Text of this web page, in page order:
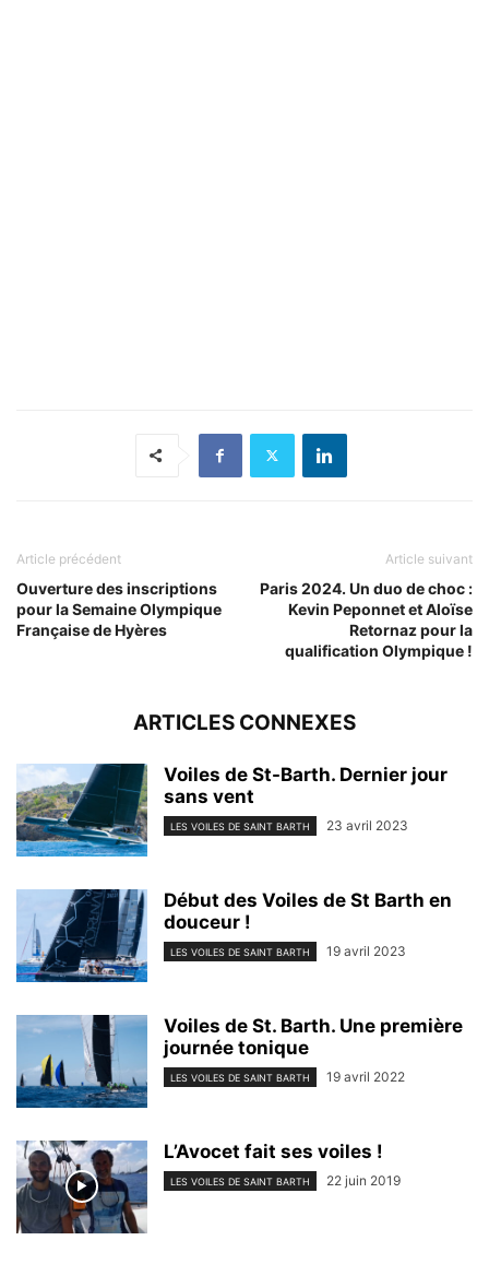
Article précédent
Ouverture des inscriptions
pour la Semaine Olympique
Française de Hyères
Article suivant
Paris 2024. Un duo de choc :
Kevin Peponnet et Aloïse
Retornaz pour la
qualification Olympique !
ARTICLES CONNEXES
Voiles de St-Barth. Dernier jour
sans vent
LES VOILES DE SAINT BARTH 23 avril 2023
Début des Voiles de St Barth en
douceur !
LES VOILES DE SAINT BARTH 19 avril 2023
Voiles de St. Barth. Une première
journée tonique
LES VOILES DE SAINT BARTH 19 avril 2022
L’Avocet fait ses voiles !
LES VOILES DE SAINT BARTH 22 juin 2019